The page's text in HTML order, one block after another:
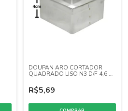
DOUPAN ARO CORTADOR
QUADRADO LISO N3 D/F 4,6 X
R$5,69